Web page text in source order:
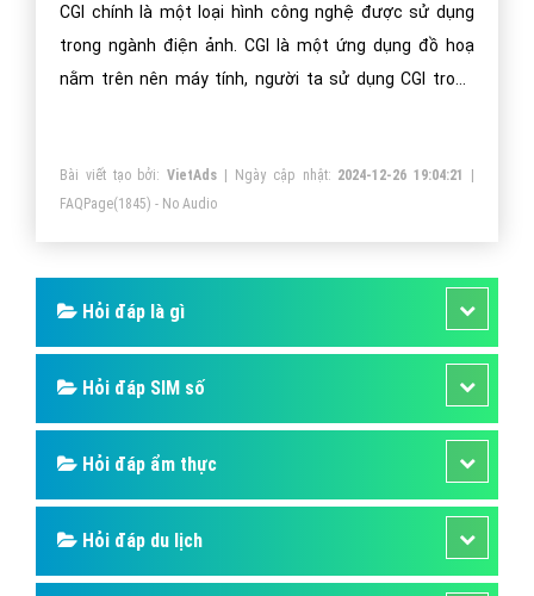
CGI chính là một loại hình công nghệ được sử dụng
trong ngành điện ảnh. CGI là một ứng dụng đồ hoạ
nằm trên nên máy tính, người ta sử dụng CGI trong
vật hư cấu) trong các chương trình truyền hình,
Bài viết tạo bởi:VietAds | Ngày cập nhật: 2024-12-26 19:04:21
|
FAQPage(1845) - No Audio
Hỏi đáp là gì
Hỏi đáp SIM số
Hỏi đáp ẩm thực
Hỏi đáp du lịch